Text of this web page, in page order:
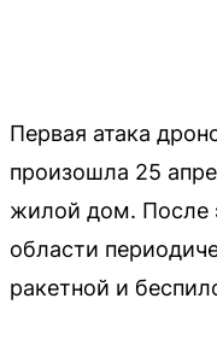
Первая атака
произошла 25
жилой дом. После
области
ракетной и